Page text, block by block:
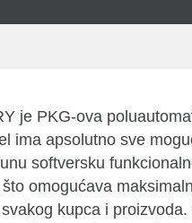
je PKG-ova
ima apsolutno sve
softversku
omogućava
kupca i